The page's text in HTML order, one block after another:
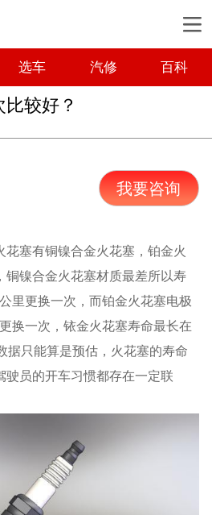
选车 汽修 百科
较好？
我要咨询
花塞有铜镍合金火花塞，铂金火
铜镍合金火花塞材质最差所以寿
里更换一次，而铂金火花塞电极
换一次，铱金火花塞寿命最长在
据只能算是预估，火花塞的寿命
驶员的开车习惯都存在一定联